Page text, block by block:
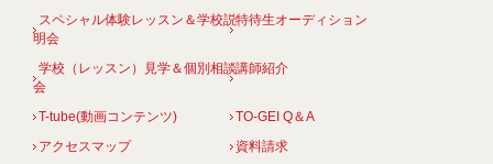
スペシャル体験レッスン＆学校説
明会
特待生オーディション
学校（レッスン）見学＆個別相談
会
講師紹介
T-tube(動画コンテンツ)
TO-GEI Q＆A
アクセスマップ
資料請求